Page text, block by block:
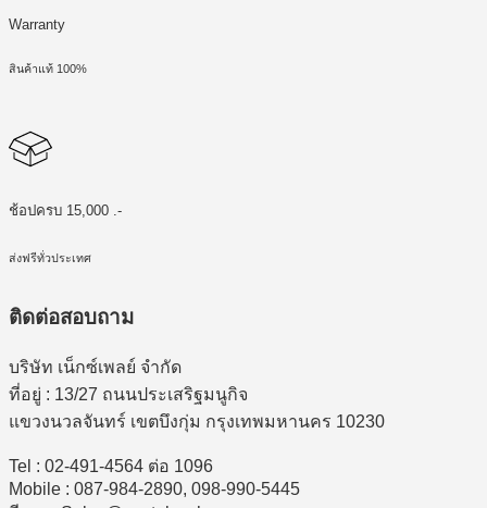
Warranty
สินค้าแท้ 100%
ช้อปครบ 15,000 .-
ส่งฟรีทั่วประเทศ
ติดต่อสอบถาม
บริษัท เน็กซ์เพลย์ จำกัด
ที่อยู่ : 13/27 ถนนประเสริฐมนูกิจ
แขวงนวลจันทร์ เขตบึงกุ่ม กรุงเทพมหานคร 10230
Tel : 02-491-4564 ต่อ 1096
Mobile : 087-984-2890, 098-990-5445